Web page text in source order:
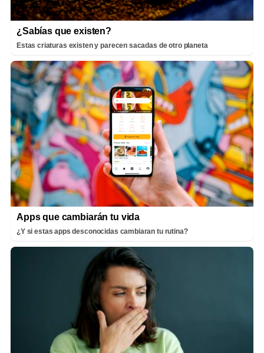
¿Sabías que existen?
Estas criaturas existen y parecen sacadas de otro planeta
Apps que cambiarán tu vida
¿Y si estas apps desconocidas cambiaran tu rutina?